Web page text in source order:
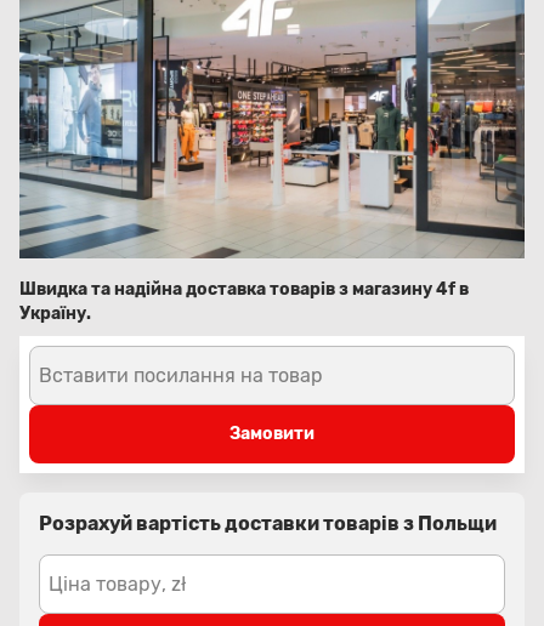
Швидка та надійна доставка товарів з магазину 4f в
Україну.
Вставити посилання на товар
Замовити
Розрахуй вартість доставки товарів з Польщи
Ціна товару, zł